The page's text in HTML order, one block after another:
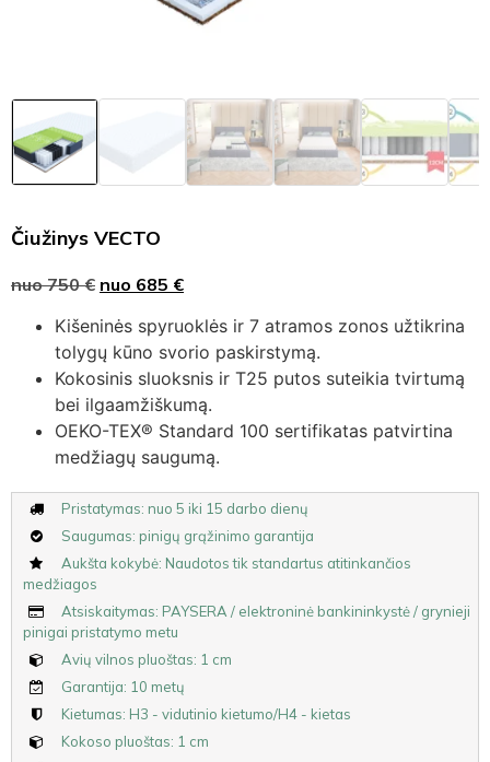
Čiužinys VECTO
nuo750€ nuo 685 €
Kišeninės spyruoklės ir 7 atramos zonos užtikrina
tolygų kūno svorio paskirstymą.
Kokosinis sluoksnis ir T25 putos suteikia tvirtumą
bei ilgaamžiškumą.
OEKO-TEX® Standard 100 sertifikatas patvirtina
medžiagų saugumą.
Pristatymas: nuo 5 iki 15 darbo dienų
Saugumas: pinigų grąžinimo garantija
Aukšta kokybė: Naudotos tik standartus atitinkančios
medžiagos
Atsiskaitymas: PAYSERA / elektroninė bankininkystė / grynieji
pinigai pristatymo metu
Avių vilnos pluoštas: 1 cm
Garantija: 10 metų
Kietumas: H3 - vidutinio kietumo/H4 - kietas
Kokoso pluoštas: 1 cm